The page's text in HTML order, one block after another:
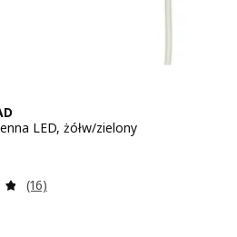
LED, żółw/zielony
Recenzja: 4.8 z 5 gwiazdki.
(16)